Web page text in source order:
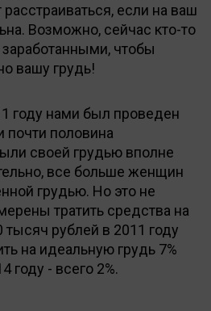
расстраиваться, если на ваш
Возможно, сейчас кто-то
заработанными, чтобы
вашу грудь!
году нами был проведен
почти половина
своей грудью вполне
все больше женщин
грудью. Но это не
тратить средства на
рублей в 2011 году
на идеальную грудь 7%
году - всего 2%.